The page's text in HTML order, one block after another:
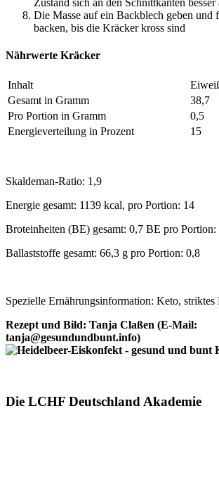
Die Masse auf ein Backblech geben und
backen, bis die Kräcker kross sind
Nährwerte Kräcker
Inhalt
Gesamt in Gramm
38,7
Pro Portion in Gramm
0,5
Energieverteilung in Prozent
15
Skaldeman-Ratio: 1,9
Energie gesamt: 1139 kcal, pro Portion: 14
Broteinheiten (BE) gesamt: 0,7 BE pro Portion:
Ballaststoffe gesamt: 66,3 g pro Portion: 0,8
Spezielle Ernährungsinformation: Keto,
Rezept und Bild: Tanja Claßen (E-Mail:
tanja@gesundundbunt.info)
Die LCHF Deutschland Akademie